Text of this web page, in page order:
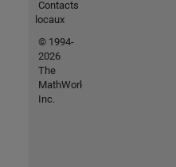
Contacts
locaux
© 1994-
2026
The
MathWorks,
Inc.